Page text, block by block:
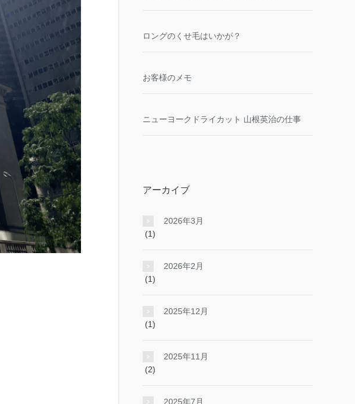
ロングのくせ毛はいかが？
お客様のメモ
ニューヨークドライカット 山根英治の仕事
アーカイブ
2026年3月
(1)
2026年2月
(1)
2025年12月
(1)
2025年11月
(2)
2025年7月